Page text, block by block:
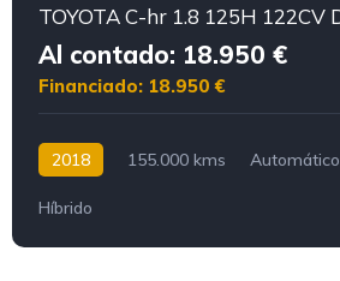
Al contado: 18.950 €
Financiado: 18.950 €
2018 155.000 kms Automático
Híbrido